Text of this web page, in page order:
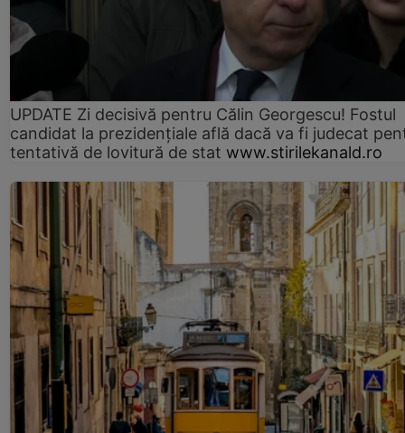
UPDATE Zi decisivă pentru Călin Georgescu! Fostul
candidat la prezidențiale află dacă va fi judecat
tentativă de lovitură de stat www.stirilekanald.ro